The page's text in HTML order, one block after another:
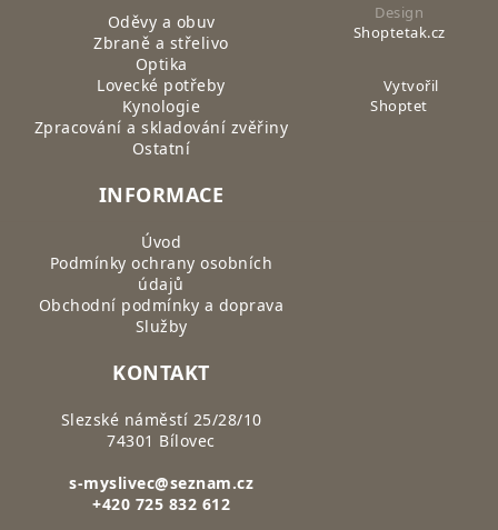
Oděvy a obuv
Zbraně a střelivo
Optika
Lovecké potřeby
Kynologie
Zpracování a skladování zvěřiny
Ostatní
INFORMACE
Úvod
Podmínky ochrany osobních
údajů
Obchodní podmínky a doprava
Služby
KONTAKT
Slezské náměstí 25/28/10
74301 Bílovec
s-myslivec@seznam.cz
+420 725 832 612
Design
Shoptetak.cz
Vytvořil
Shoptet